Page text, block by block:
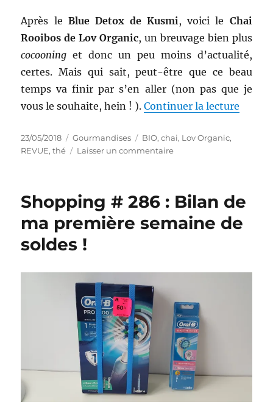
Après le Blue Detox de Kusmi , voici le Chai
Rooibos de Lov Organic, un breuvage bien plus
cocooning et donc un peu moins d’actualité,
certes. Mais qui sait, peut-être que ce beau
temps va finir par s’en aller (non pas que je
vous le souhaite, hein ! ).Continuer la lecture
Publié
le
23/05/2018 Catégories
Gourmandises Étiquettes
BIO,chai, Lov Organic,
REVUE,thé Laisser un commentairesur
Chai
Shopping # 286 : Bilan de
ma première semaine de
soldes !